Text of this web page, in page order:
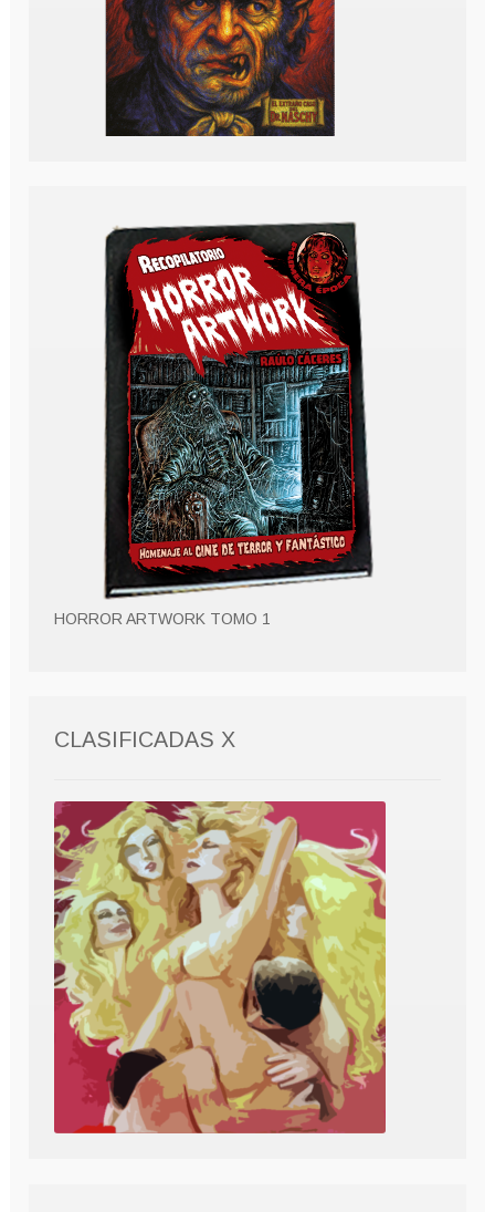
HORROR ARTWORK TOMO 1
CLASIFICADAS X